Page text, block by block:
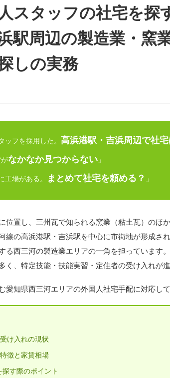
スタッフの社宅を
駅周辺の製造業・窯
しの実務
ッフを採用した。 高浜港駅・吉浜周辺で社
なかなか見つからない 」
工場がある。 まとめて社宅を頼める？ 」
位置し、三州瓦で知られる窯業（粘土瓦）のほ
線の高浜港駅・吉浜駅を中心に市街地が形成さ
る西三河の製造業エリアの一角を担っています
く、特定技能・技能実習・定住者の受け入れが進
愛知県西三河エリアの外国人社宅手配に対応して
け入れの現状
徴と家賃相場
す際のポイント